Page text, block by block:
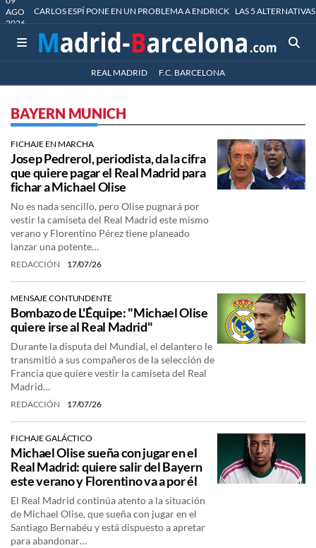
AGO
2026
CARLOS ESPÍ PONE EN UN PROBLEMA A ENDRICK LAS 5
REAL MADRID F.C. BARCELONA
BAYERN MUNICH
FICHAJE EN MARCHA
Josep Pedrerol, periodista, da la cifra
que quiere pagar el Real Madrid para
fichar a Michael Olise
No es nada sencillo, pero Olise pugnará por
vestir la camiseta del Real Madrid este mismo
verano y Florentino Pérez tiene planeado
lanzar una potente…
REDACCIÓN 17/07/26
MENSAJE CONTUNDENTE
Bombazo de L'Équipe: "Michael Olise
quiere irse al Real Madrid"
Durante la disputa del Mundial, el delantero le
transmitió a sus compañeros de la selección de
Francia que quiere vestir la camiseta del Real
Madrid…
REDACCIÓN 17/07/26
FICHAJE GALÁCTICO
Michael Olise sueña con jugar en el
Real Madrid: quiere salir del Bayern
este verano y Florentino va a por él
El Real Madrid continúa atento a la situación
de Michael Olise, que sueña con jugar en el
Santiago Bernabéu y está dispuesto a apretar
para abandonar…